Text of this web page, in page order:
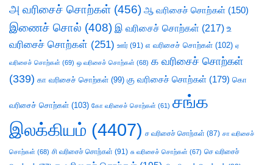
அ வரிசைச் சொற்கள் (456) ஆ வரிசைச் சொற்கள் (150)
இணைச் சொல் (408) இ வரிசைச் சொற்கள் (217) உ
வரிசைச் சொற்கள் (251) ஊர் (91) எ வரிசைச் சொற்கள் (102) ஏ
வரிசைச் சொற்கள் (69) ஒ வரிசைச் சொற்கள் (68) க வரிசைச் சொற்கள்
(339) கா வரிசைச் சொற்கள் (99) கு வரிசைச் சொற்கள் (179) கொ
வரிசைச் சொற்கள் (103) கோ வரிசைச் சொற்கள் (61) சங்க
இலக்கியம் (4407) ச வரிசைச் சொற்கள் (87) சா வரிசைச்
சொற்கள் (68) சி வரிசைச் சொற்கள் (91) சு வரிசைச் சொற்கள் (67) செ வரிசைச்